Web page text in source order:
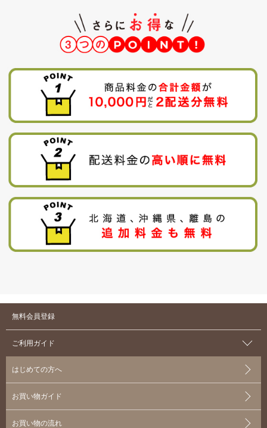
無料会員登録
ご利用ガイド
はじめての方へ
お買い物ガイド
お買い物の流れ